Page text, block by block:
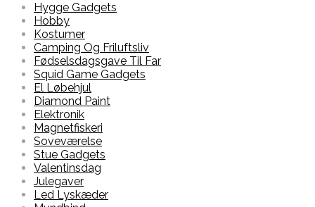
Hygge Gadgets
Hobby
Kostumer
Camping Og Friluftsliv
Fødselsdagsgave Til Far
Squid Game Gadgets
El Løbehjul
Diamond Paint
Elektronik
Magnetfiskeri
Soveværelse
Stue Gadgets
Valentinsdag
Julegaver
Led Lyskæder